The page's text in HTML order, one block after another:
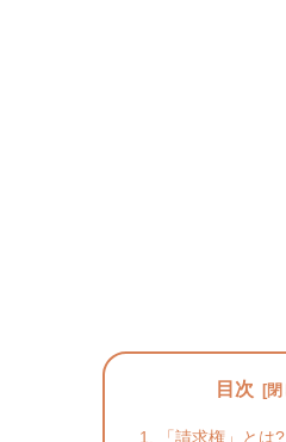
目次
「請求権」とは?